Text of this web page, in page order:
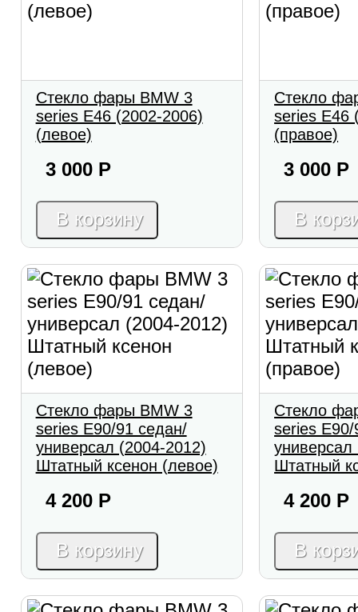
Стекло фары BMW 3
series E46 (2002-2006)
(левое)
3 000 Р
В корзину
Стекло
series E46
(правое)
3 000 Р
В
Стекло фары BMW 3
series E90/91 седан/
универсал (2004-2012)
Штатный ксенон (левое)
4 200 Р
В корзину
Стекло
series
Штатный
4 200 Р
В